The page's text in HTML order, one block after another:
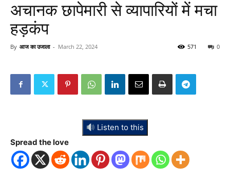
अचानक छापेमारी से व्यापारियों में मचा
हड़कंप
By आज का उजाला - March 22, 2024 0
571
Listen to this
Spread the love